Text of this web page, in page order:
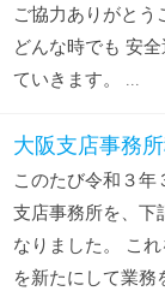
ご協力ありがとう
どんな時でも 安
ていきます。 ...
大阪支店事務
このたび令和３年
支店事務所を、下
なりました。 こ
を新たにして業務